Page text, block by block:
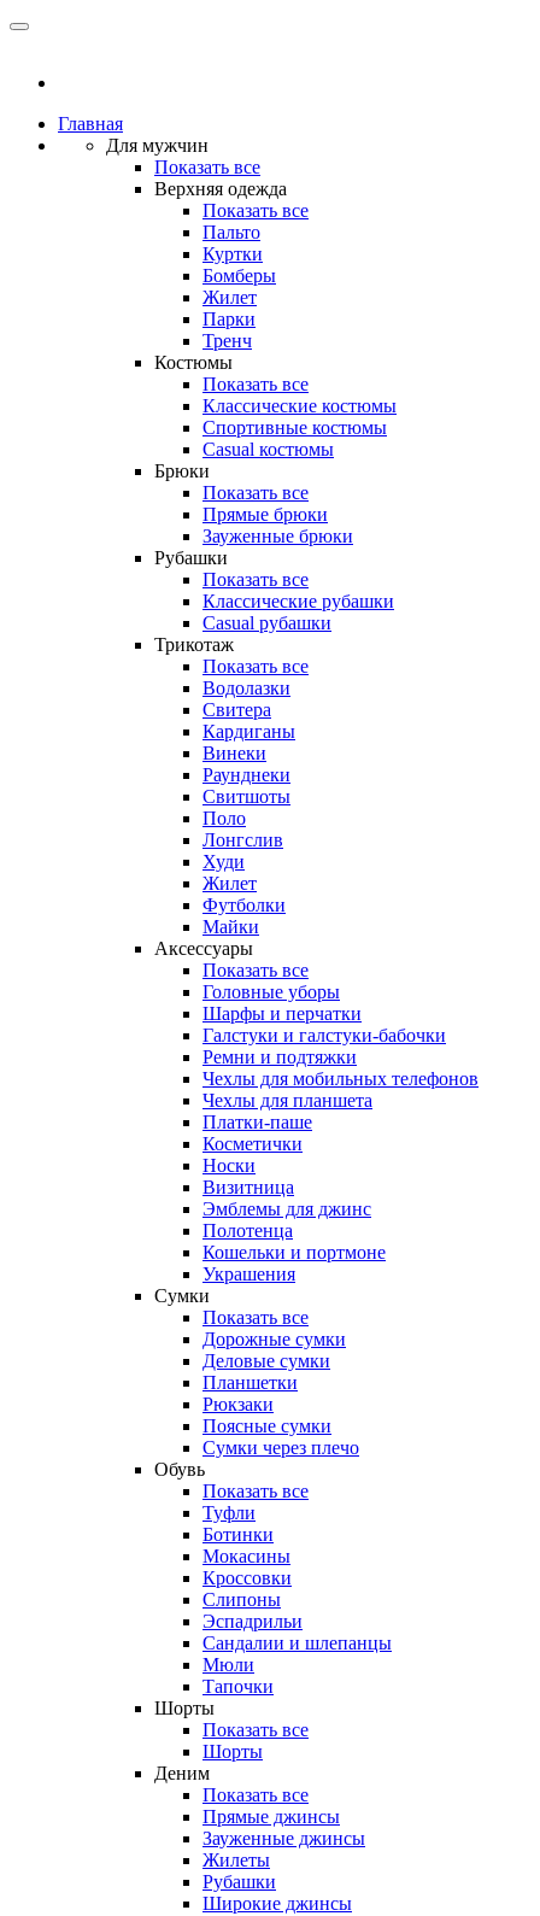
Главная
Для мужчин
Показать все
Верхняя одежда
Показать все
Пальто
Куртки
Бомберы
Жилет
Парки
Тренч
Костюмы
Показать все
Классические костюмы
Спортивные костюмы
Casual костюмы
Брюки
Показать все
Прямые брюки
Зауженные брюки
Рубашки
Показать все
Классические рубашки
Casual рубашки
Трикотаж
Показать все
Водолазки
Свитера
Кардиганы
Винеки
Раунднеки
Свитшоты
Поло
Лонгслив
Худи
Жилет
Футболки
Майки
Аксессуары
Показать все
Головные уборы
Шарфы и перчатки
Галстуки и галстуки-бабочки
Ремни и подтяжки
Чехлы для мобильных телефонов
Чехлы для планшета
Платки-паше
Косметички
Носки
Визитница
Эмблемы для джинс
Полотенца
Кошельки и портмоне
Украшения
Сумки
Показать все
Дорожные сумки
Деловые сумки
Планшетки
Рюкзаки
Поясные сумки
Сумки через плечо
Обувь
Показать все
Туфли
Ботинки
Мокасины
Кроссовки
Слипоны
Эспадрильи
Сандалии и шлепанцы
Мюли
Тапочки
Шорты
Показать все
Шорты
Деним
Показать все
Прямые джинсы
Зауженные джинсы
Жилеты
Рубашки
Широкие джинсы